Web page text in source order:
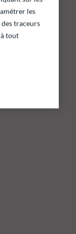
les
traceurs
tout